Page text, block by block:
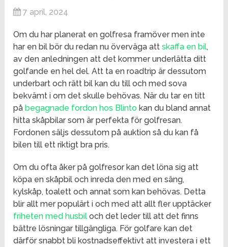
7 april, 2024
Om du har planerat en golfresa framöver men inte
har en bil bör du redan nu överväga attskaffa en bil,
av den anledningen att det kommer underlätta ditt
golfande en hel del. Att ta en roadtrip är dessutom
underbart och rätt bil kan du till och med sova
bekvämt i om det skulle behövas. När du tar en titt
påbegagnade fordon hos Blinto kan du bland annat
hitta skåpbilar som är perfekta för golfresan.
Fordonen säljs dessutom på auktion så du kan få
bilen till ett riktigt bra pris.
Om du ofta åker på golfresor kan det löna sig att
köpa en skåpbil och inreda den med en säng,
kylskåp, toalett och annat som kan behövas. Detta
blir allt mer populärt i och med att allt fler upptäcker
friheten med husbil och det leder till att det finns
bättre lösningar tillgängliga. För golfare kan det
därför snabbt bli kostnadseffektivt att investera i ett